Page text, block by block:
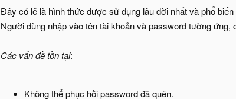
Đây có lẽ là hình thức được sử dụng lâu đời nhất và phổ
Người dùng nhập vào tên tài khoản và password tường
Các vấn đề tồn tại:
Không thể phục hồi password đã quên.